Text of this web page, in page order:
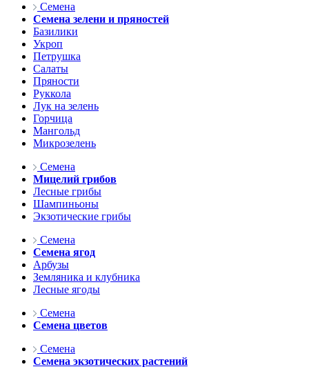
Семена
Семена зелени и пряностей
Базилики
Укроп
Петрушка
Салаты
Пряности
Руккола
Лук на зелень
Горчица
Мангольд
Микрозелень
Семена
Мицелий грибов
Лесные грибы
Шампиньоны
Экзотические грибы
Семена
Семена ягод
Арбузы
Земляника и клубника
Лесные ягоды
Семена
Семена цветов
Семена
Семена экзотических растений